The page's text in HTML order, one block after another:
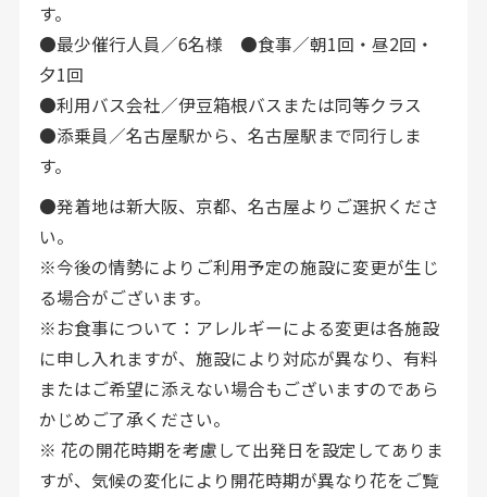
す。
●最少催行人員／6名様 ●食事／朝1回・昼2回・
夕1回
●利用バス会社／伊豆箱根バスまたは同等クラス
●添乗員／名古屋駅から、名古屋駅まで同行しま
す。
●発着地は新大阪、京都、名古屋よりご選択くださ
い。
※今後の情勢によりご利用予定の施設に変更が生じ
る場合がございます。
※お食事について：アレルギーによる変更は各施設
に申し入れますが、施設により対応が異なり、有料
またはご希望に添えない場合もございますのであら
かじめご了承ください。
※ 花の開花時期を考慮して出発日を設定してありま
すが、気候の変化により開花時期が異なり花をご覧